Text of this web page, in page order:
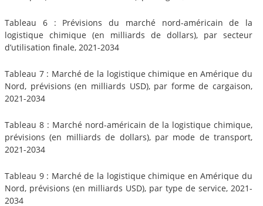
Tableau 6 : Prévisions du marché nord-américain de la
logistique chimique (en milliards de dollars), par secteur
d’utilisation finale, 2021-2034
Tableau 7 : Marché de la logistique chimique en Amérique du
Nord, prévisions (en milliards USD), par forme de cargaison,
2021-2034
Tableau 8 : Marché nord-américain de la logistique chimique,
prévisions (en milliards de dollars), par mode de transport,
2021-2034
Tableau 9 : Marché de la logistique chimique en Amérique du
Nord, prévisions (en milliards USD), par type de service, 2021-
2034